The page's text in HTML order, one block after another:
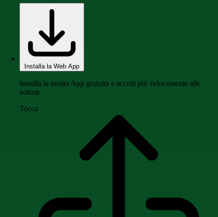
Installa la Web App
Installa la nostra App gratuita e accedi più velocemente alle
notizie
Tocca